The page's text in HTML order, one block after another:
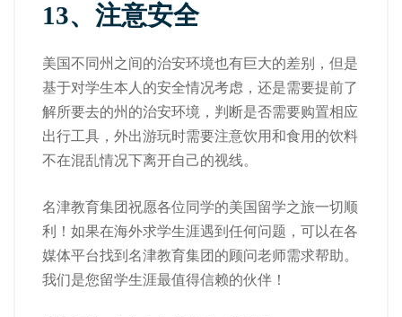
13、注意安全
美国不同州之间的治安环境也有巨大的差别，但是
基于对学生本人的安全情况考虑，还是需要提前了
解所要去的州的治安环境，判断是否需要购置相应
出行工具，外出游玩时需要注意饮用和食用的饮料
不在混乱情况下离开自己的视线。
名津教育集团祝愿各位同学的美国留学之旅一切顺
利！如果在海外求学生涯遇到任何问题，可以在各
媒体平台找到名津教育集团的顾问老师需求帮助。
我们是您留学生涯最值得信赖的伙伴！